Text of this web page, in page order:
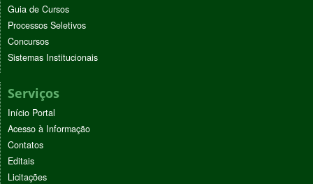
Guia de Cursos
Processos Seletivos
Concursos
Sistemas Institucionais
Serviços
Início Portal
Acesso à Informação
Contatos
Editais
Licitações